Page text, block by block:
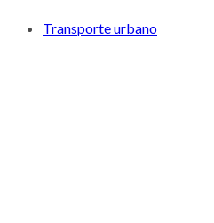
Transporte urbano